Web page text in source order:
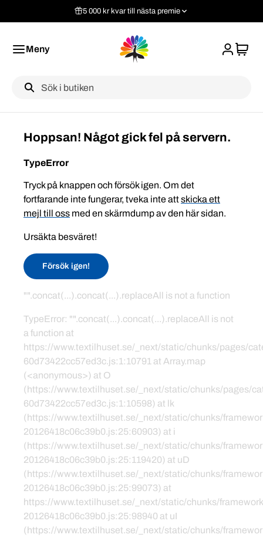
5 000 kr kvar till nästa premie
Meny
Label
Hoppsan! Något gick fel på servern.
TypeError
Tryck på knappen och försök igen. Om det
fortfarande inte fungerar, tveka inte attskicka ett
mejl till oss med en skärmdump av den här sidan.
Ursäkta besväret!
Försök igen!
"".concat(...).concat(...).replaceAll is not a function
TypeError: "".concat(...).concat(...).replaceAll is not
a function at
https://www.textilhuset.se/_next/static/chunks/pages/
60d73422cc57ed3c.js:1:10791 at Array.map
(<anonymous>) at O
(https://www.textilhuset.se/_next/static/chunks/pages/
60d73422cc57ed3c.js:1:10598) at lk
(https://www.textilhuset.se/_next/static/chunks/
20126418c06c39b0.js:25:60903) at i
(https://www.textilhuset.se/_next/static/chunks/
20126418c06c39b0.js:25:119420) at uD
(https://www.textilhuset.se/_next/static/chunks/
20126418c06c39b0.js:25:99073) at
https://www.textilhuset.se/_next/static/chunks/
20126418c06c39b0.js:25:98940 at uI
(https://www.textilhuset.se/_next/static/chunks/